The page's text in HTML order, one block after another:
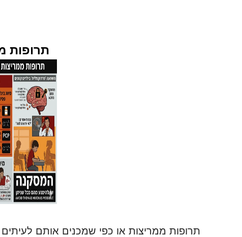
תרופות
תרופות ממריצות או כפי שמכנים אותם